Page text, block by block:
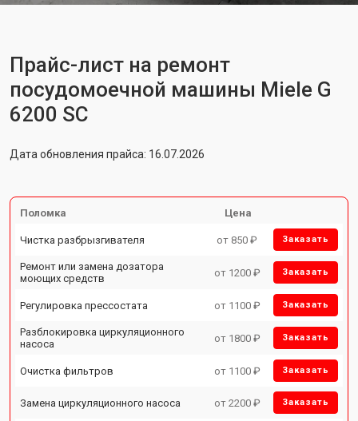
Прайс-лист на ремонт
посудомоечной машины Miele G
6200 SC
Дата обновления прайса: 16.07.2026
Поломка Цена
Чистка разбрызгивателя от 850 ₽ Заказать
Ремонт или замена дозатора
моющих средств
от 1200 ₽ Заказать
Регулировка прессостата от 1100 ₽ Заказать
Разблокировка циркуляционного
насоса
от 1800 ₽ Заказать
Очистка фильтров от 1100 ₽ Заказать
Замена циркуляционного насоса от 2200 ₽ Заказать